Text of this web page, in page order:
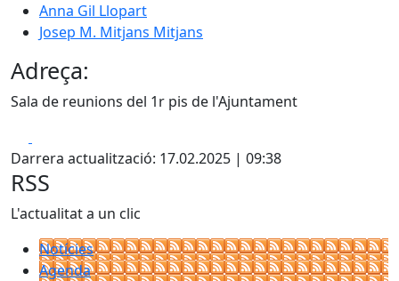
Anna Gil Llopart
Josep M. Mitjans Mitjans
Adreça:
Sala de reunions del 1r pis de l'Ajuntament
Darrera actualització: 17.02.2025 | 09:38
RSS
L'actualitat a un clic
Notícies
Agenda